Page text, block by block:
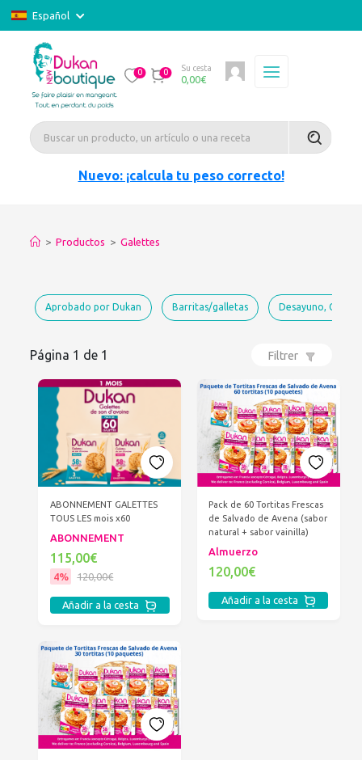
Español
0 0 Su cesta
0,00€
Nuevo: ¡calcula tu peso correcto!
> Productos > Galettes
Aprobado por Dukan Barritas/galletas Desayuno,
Página 1 de 1 Filtrer
ABONNEMENT GALETTES
TOUS LES mois x60
ABONNEMENT
115,00€
4% 120,00€
Añadir a la cesta
Pack de 60 Tortitas Frescas
de Salvado de Avena (sabor
natural + sabor vainilla)
Almuerzo
120,00€
Añadir a la cesta